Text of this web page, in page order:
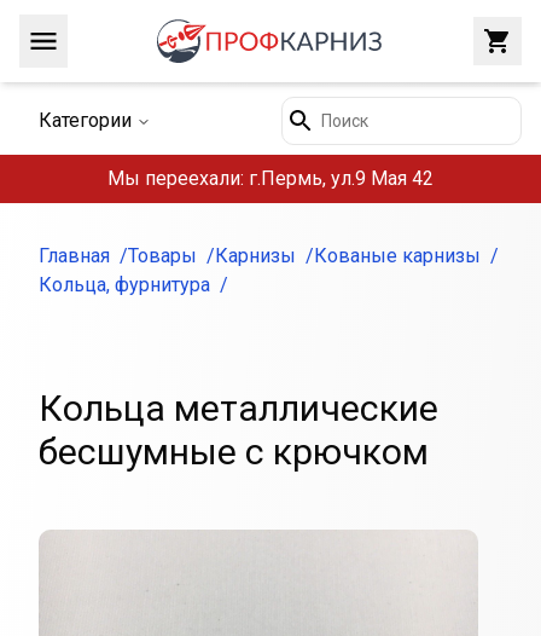
Навигация
Категории Поиск
Мы переехали: г.Пермь, ул.9 Мая 42
Главная Товары Карнизы
Кованые карнизы
Кольца, фурнитура
Кольца металлические
бесшумные с крючком
Внешний вид